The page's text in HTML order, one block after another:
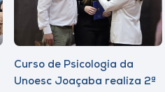
Curso de Psicologia da
Unoesc Joaçaba realiza 2ª